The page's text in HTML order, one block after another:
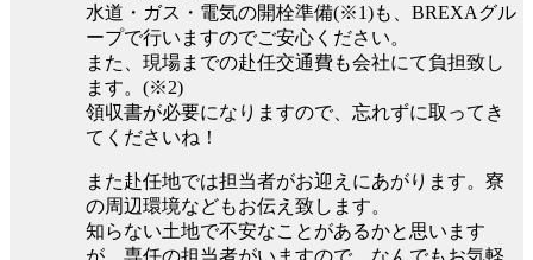
水道・ガス・電気の開栓準備(※1)も、BREXAグル
ープで行いますのでご安心ください。
また、現場までの赴任交通費も会社にて負担致し
ます。(※2)
領収書が必要になりますので、忘れずに取ってき
てくださいね！
また赴任地では担当者がお迎えにあがります。寮
の周辺環境などもお伝え致します。
知らない土地で不安なことがあるかと思います
が、専任の担当者がいますので、なんでもお気軽